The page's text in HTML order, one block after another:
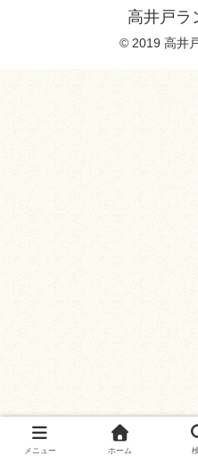
高井戸ラ
© 2019 高井
メニュー ホーム